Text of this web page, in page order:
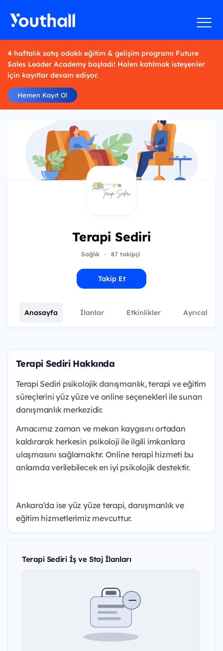
4 haftalık satış odaklı eğitim & gelişim programı Future
Sales Leader Academy başladı! Halen katılmak isteyenler
için kayıtlar devam ediyor.
Hemen Kayıt Ol
Terapi Sediri
Sağlık · 87 takipçi
Takip Et
Anasayfa İlanlar Etkinlikler
Terapi Sediri Hakkında
Terapi Sediri psikolojik danışmanlık, terapi ve eğitim
süreçlerini yüz yüze ve online seçenekleri ile sunan
danışmanlık merkezidir.
Amacımız zaman ve mekan kaygısını ortadan
kaldırarak herkesin psikoloji ile ilgili imkanlara
ulaşmasını sağlamaktır. Online terapi hizmeti bu
anlamda verilebilecek en iyi psikolojik destektir.
Ankara’da ise yüz yüze terapi, danışmanlık ve
eğitim hizmetlerimiz mevcuttur.
Terapi Sediri İş ve Staj İlanları